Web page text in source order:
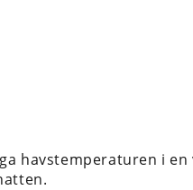
havstemperaturen i en